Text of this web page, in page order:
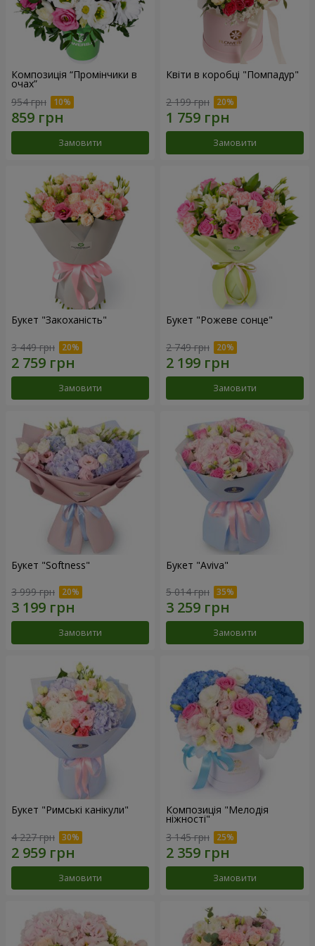
Композиція “Промінчики в
очах”
954 грн
Замовити
Квіти в коробці "Помпадур"
2 199 грн
Замовити
Букет "Закоханість"
3 449 грн
Замовити
Букет "Рожеве сонце"
2 749 грн
Замовити
Букет "Softness"
3 999 грн
Замовити
Букет "Aviva"
5 014 грн
Замовити
Букет "Римські канікули"
4 227 грн
Замовити
Композиція "Мелодія
ніжності"
3 145 грн
Замовити